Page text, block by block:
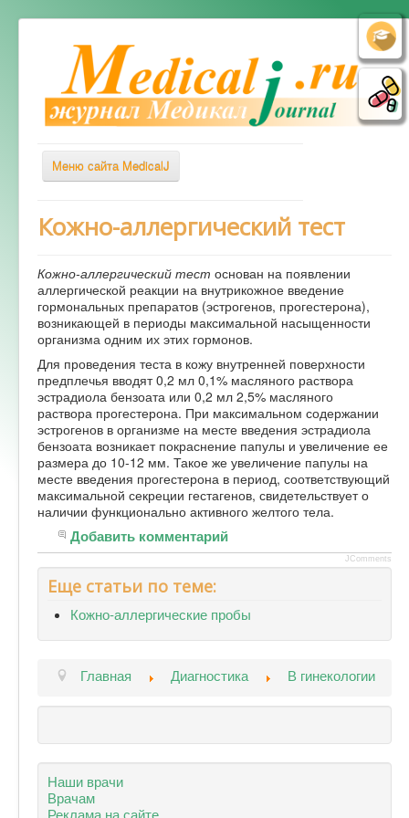
Меню сайта MedicalJ
Весь Медикал
Заболевания
Диагностика
Лечение
Советы врача
Альтернативная медицина
Форум
Кожно-аллергический тест
Кожно-аллергический тест основан на появлении
аллергической реакции на внутрикожное введение
гормональных препаратов (эстрогенов, прогестерона),
возникающей в периоды максимальной насыщенности
организма одним их этих гормонов.
Для проведения теста в кожу внутренней поверхности
предплечья вводят 0,2 мл 0,1% масляного раствора
эстрадиола бензоата или 0,2 мл 2,5% масляного
раствора прогестерона. При максимальном содержании
эстрогенов в организме на месте введения эстрадиола
бензоата возникает покраснение папулы и увеличение ее
размера до 10-12 мм. Такое же увеличение папулы на
месте введения прогестерона в период, соответствующий
максимальной секреции гестагенов, свидетельствует о
наличии функционально активного желтого тела.
Добавить комментарий
JComments
Еще статьи по теме:
Кожно-аллергические пробы
Главная Диагностика В гинекологии
Наши врачи
Врачам
Реклама на сайте